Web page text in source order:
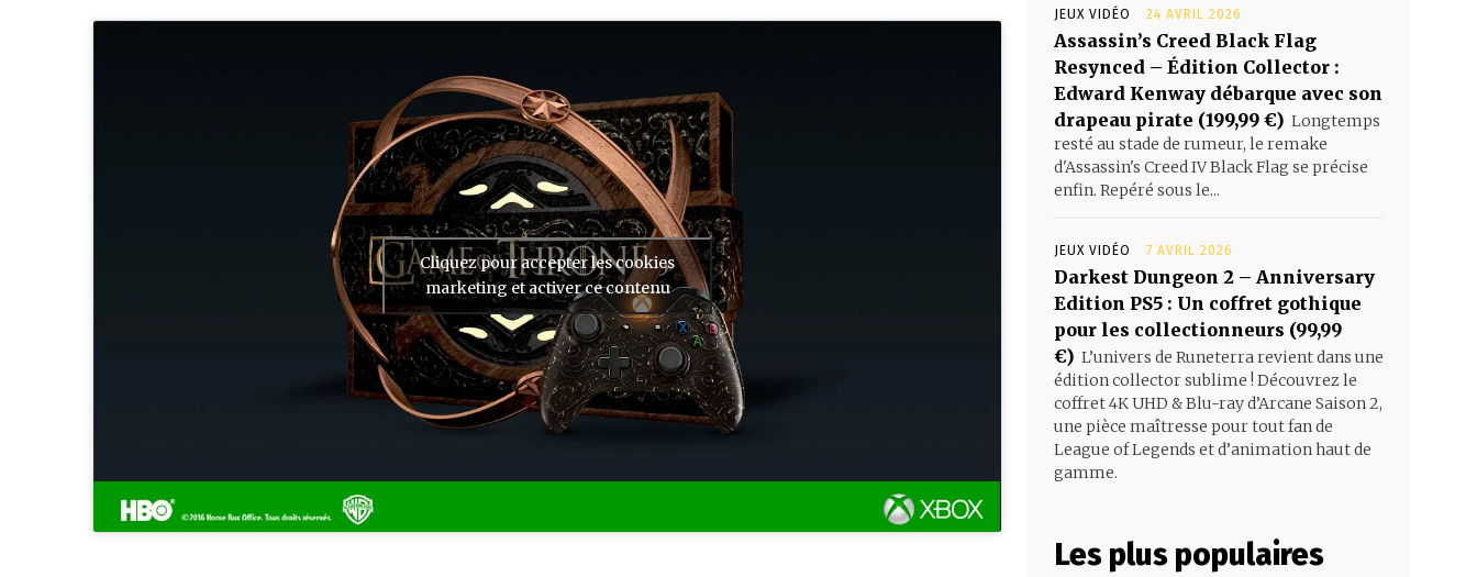
Cliquez pour accepter les cookies
marketing et activer ce contenu
JEUX VIDÉO 24 AVRIL 2026
Assassin’s Creed Black Flag
Resynced – Édition Collector :
Edward Kenway débarque avec son
drapeau pirate (199,99 €) Longtemps
resté au stade de rumeur, le remake
d'Assassin's Creed IV Black Flag se précise
enfin. Repéré sous le...
JEUX VIDÉO 7 AVRIL 2026
Darkest Dungeon 2 – Anniversary
Edition PS5 : Un coffret gothique
pour les collectionneurs (99,99
€) L’univers de Runeterra revient dans une
édition collector sublime ! Découvrez le
coffret 4K UHD & Blu-ray d’Arcane Saison 2,
une pièce maîtresse pour tout fan de
League of Legends et d’animation haut de
gamme.
Les plus populaires